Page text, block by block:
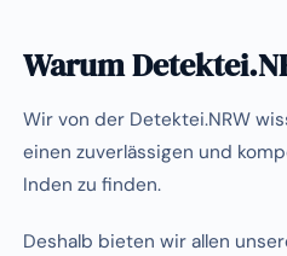
Warum
Wir von der Detektei.NRW
einen zuverlässigen und
Inden zu finden.
Deshalb bieten wir allen